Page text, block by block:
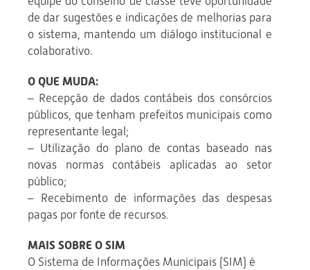
de dar sugestões e indicações de melhorias para
o sistema, mantendo um diálogo institucional e
colaborativo.
O QUE MUDA:
– Recepção de dados contábeis dos consórcios
públicos, que tenham prefeitos municipais como
representante legal;
– Utilização do plano de contas baseado nas
novas normas contábeis aplicadas ao setor
público;
– Recebimento de informações das despesas
pagas por fonte de recursos.
MAIS SOBRE O SIM
O Sistema de Informações Municipais (SIM) é